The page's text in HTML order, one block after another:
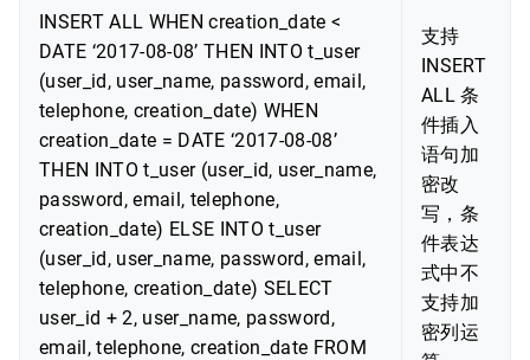
INSERT ALL WHEN creation_date <
DATE ‘2017-08-08’ THEN INTO t_user
(user_id, user_name, password, email,
telephone, creation_date) WHEN
creation_date = DATE ‘2017-08-08’
THEN INTO t_user (user_id, user_name,
password, email, telephone,
creation_date) ELSE INTO t_user
(user_id, user_name, password, email,
telephone, creation_date) SELECT
user_id + 2, user_name, password,
email, telephone, creation_date FROM
支持
INSERT
ALL 条
件插入
语句加
密改
写，条
件表达
式中不
支持加
密列运